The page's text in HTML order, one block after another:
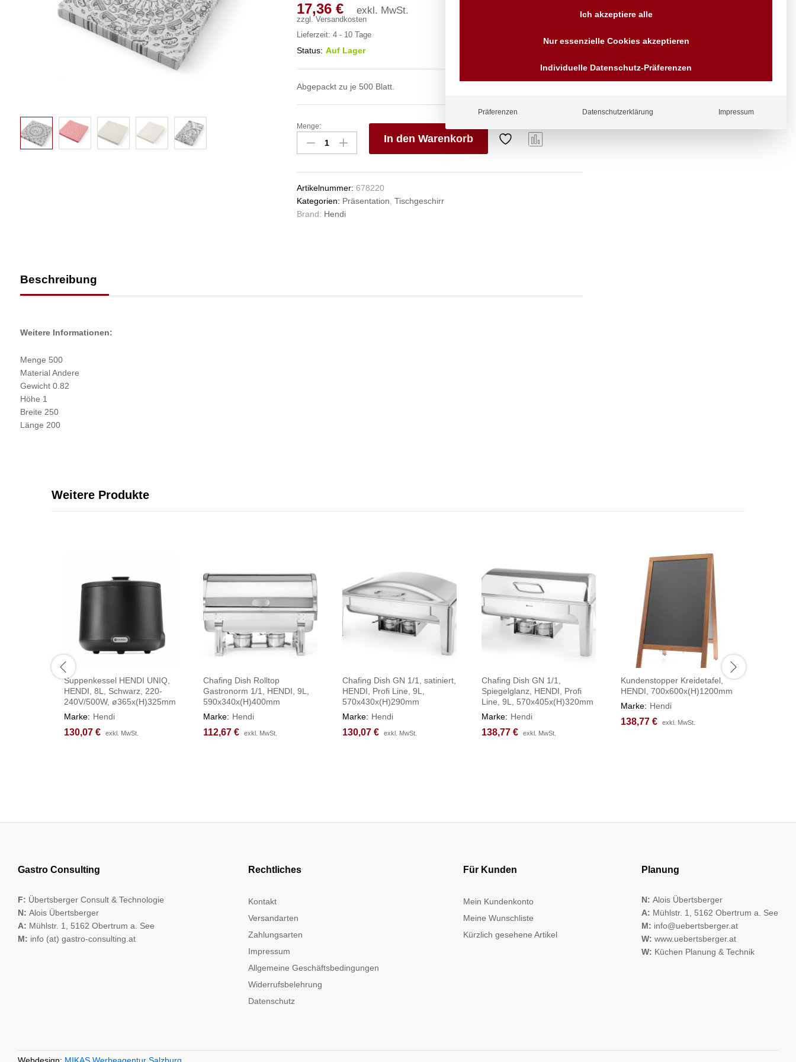
17,36 € exkl. MwSt.
zzgl. Versandkosten
Lieferzeit: 4 - 10 Tage
Status: Auf Lager
Abgepackt zu je 500 Blatt.
Einschlagpapier,
fettdicht
-
HENDI,
Koch-
und
Anzahl
Menge:
In den Warenkorb
Artikelnummer: 678220
Kategorien: Präsentation, Tischgeschirr
Brand: Hendi
Beschreibung
Weitere Informationen:
Menge 500
Material Andere
Gewicht 0.82
Höhe 1
Breite 250
Länge 200
Anfragen
Wir sind seit über 40 Jahren
für Sie da
Vorrauskasse Paypal,
Kreditkarte, Direkt
Weitere Produkte
Suppenkessel HENDI UNIQ,
HENDI, 8L, Schwarz, 220-
240V/500W, ø365x(H)325mm
Marke: Hendi
130,07 € exkl. MwSt.
130,07 € exkl. MwSt.
Chafing Dish Rolltop
Gastronorm 1/1, HENDI, 9L,
590x340x(H)400mm
Marke: Hendi
112,67 € exkl. MwSt.
112,67 € exkl. MwSt.
Chafing Dish GN 1/1, satiniert,
HENDI, Profi Line, 9L,
570x430x(H)290mm
Marke: Hendi
130,07 € exkl. MwSt.
130,07 € exkl. MwSt.
Chafing Dish GN 1/1,
Spiegelglanz, HENDI, Profi
Line, 9L, 570x405x(H)320mm
Marke: Hendi
138,77 € exkl. MwSt.
138,77 € exkl. MwSt.
Kundenstopper Kreidetafel,
HENDI, 700x600x(H)1200mm
Marke: Hendi
138,77 € exkl. MwSt.
138,77 € exkl. MwSt.
Gastro Consulting
F: Übertsberger Consult & Technologie
N: Alois Übertsberger
A: Mühlstr. 1, 5162 Obertrum a. See
M: info (at) gastro-consulting.at
Rechtliches
Kontakt
Versandarten
Zahlungsarten
Impressum
Allgemeine Geschäftsbedingungen
Widerrufsbelehrung
Datenschutz
Für Kunden
Mein Kundenkonto
Meine Wunschliste
Kürzlich gesehene Artikel
Planung
N: Alois Übertsberger
A: Mühlstr. 1, 5162 Obertrum a. See
M: info@uebertsberger.at
W: www.uebertsberger.at
W: Küchen Planung & Technik
Ich akzeptiere alle
Nur essenzielle Cookies akzeptieren
Individuelle Datenschutz-Präferenzen
Präferenzen Datenschutzerklärung Impressum